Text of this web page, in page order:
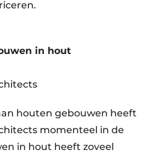
in hout
houten gebouwen heeft
momenteel in de
in hout heeft zoveel